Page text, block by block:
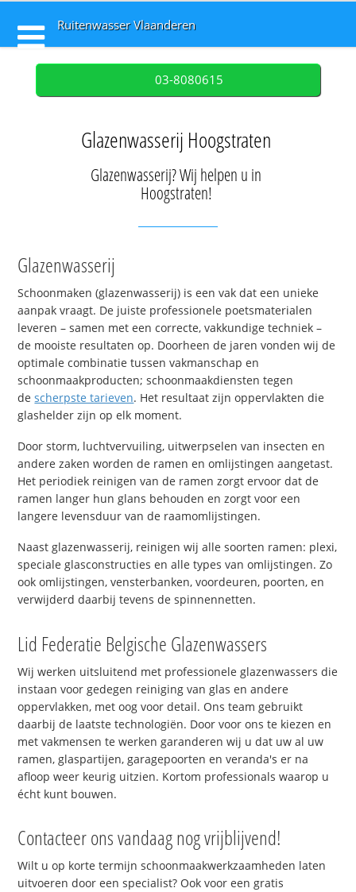
Ruitenwasser Vlaanderen
03-8080615
Glazenwasserij Hoogstraten
Glazenwasserij? Wij helpen u in
Hoogstraten!
Glazenwasserij
Schoonmaken (glazenwasserij) is een vak dat een unieke
aanpak vraagt. De juiste professionele poetsmaterialen
leveren – samen met een correcte, vakkundige techniek –
de mooiste resultaten op. Doorheen de jaren vonden wij de
optimale combinatie tussen vakmanschap en
schoonmaakproducten; schoonmaakdiensten tegen
descherpste tarieven. Het resultaat zijn oppervlakten die
glashelder zijn op elk moment.
Door storm, luchtvervuiling, uitwerpselen van insecten en
andere zaken worden de ramen en omlijstingen aangetast.
Het periodiek reinigen van de ramen zorgt ervoor dat de
ramen langer hun glans behouden en zorgt voor een
langere levensduur van de raamomlijstingen.
Naast glazenwasserij, reinigen wij alle soorten ramen: plexi,
speciale glasconstructies en alle types van omlijstingen. Zo
ook omlijstingen, vensterbanken, voordeuren, poorten, en
verwijderd daarbij tevens de spinnennetten.
Lid Federatie Belgische Glazenwassers
Wij werken uitsluitend met professionele glazenwassers die
instaan voor gedegen reiniging van glas en andere
oppervlakken, met oog voor detail. Ons team gebruikt
daarbij de laatste technologiën. Door voor ons te kiezen en
met vakmensen te werken garanderen wij u dat uw al uw
ramen, glaspartijen, garagepoorten en veranda's er na
afloop weer keurig uitzien. Kortom professionals waarop u
écht kunt bouwen.
Contacteer ons vandaag nog vrijblijvend!
Wilt u op korte termijn schoonmaakwerkzaamheden laten
uitvoeren door een specialist? Ook voor een gratis